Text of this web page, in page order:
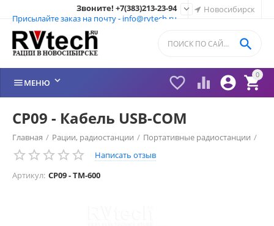
Новосибирск
Звоните! +7(383)213-23-94
Присылайте заказ на почту - info@rvtech.ru

0


 

МЕНЮ 
CP09 - Кабель USB-COM
Главная / Рации, радиостанции / Портативные радиостанции /
Рации Hytera (HYT) Китай / TM-600 /
Написать отзыв
Артикул: CP09 - TM-600